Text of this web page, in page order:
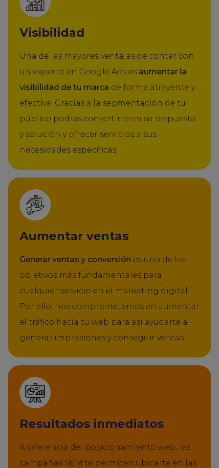
Visibilidad
Una de las mayores ventajas de contar con
un experto en Google Ads es aumentar la
visibilidad de tu marca de forma atrayente y
efectiva. Gracias a la segmentación de tu
público podrás convertirte en su respuesta
y solución y ofrecer servicios a sus
necesidades específicas.
Aumentar ventas
Generar ventas y conversión es uno de los
objetivos más fundamentales para
cualquier servicio en el marketing digital.
Por ello, nos comprometemos en aumentar
el tráfico hacia tu web para así ayudarte a
generar impresiones y conseguir ventas.
Resultados inmediatos
A diferencia del posicionamiento web, las
campañas SEM te permiten ubicarte en las